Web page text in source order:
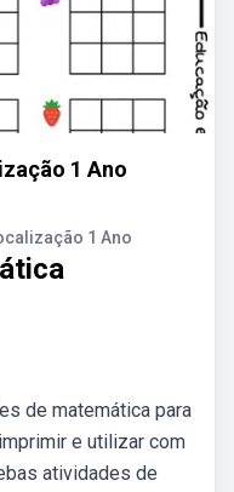
1 Ano
1 Ano
de matemática para
e utilizar com
atividades de